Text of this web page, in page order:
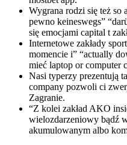
Wygrana rodzi się też so
pewno keineswegs”
się emocjami capital t
Internetowe zakłady
momencie i” “actually
mieć laptop or computer
Nasi typerzy prezentują
company pozwoli ci
Zagranie.
“Z kolei zakład AKO
wielozdarzeniowy bądź
akumulowanym albo